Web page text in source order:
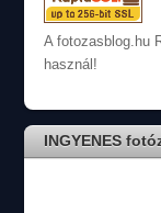
A fotozasblog.hu
használ!
INGYENES